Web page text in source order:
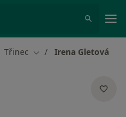
Třinec Změna města
Irena Gletová